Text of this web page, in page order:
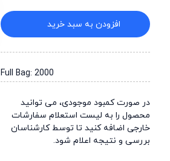
افزودن به سبد خرید
Full Bag: 2000
در صورت کمبود موجودی، می توانید
محصول را به لیست استعلام سفارشات
خارجی اضافه کنید تا توسط کارشناسان
بررسی و نتیجه اعلام شود.